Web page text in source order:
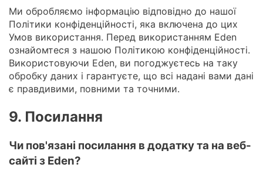
Ми обробляємо інформацію відповідно до нашої
Політики конфіденційності, яка включена до цих
Умов використання. Перед використанням Eden
ознайомтеся з нашою Політикою конфіденційності.
Використовуючи Eden, ви погоджуєтесь на таку
обробку даних і гарантуєте, що всі надані вами дані
є правдивими, повними та точними.
9. Посилання
Чи пов'язані посилання в додатку та на веб-
сайті з Eden?